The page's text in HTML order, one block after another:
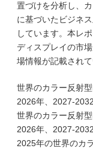
置づけを分析し、
に基づいたビジネ
しています。本レ
ディスプレイの市
場情報が記載されて
世界のカラー反射
2026年、2027-
世界のカラー反射
2026年、2027-
2025年の世界のカ